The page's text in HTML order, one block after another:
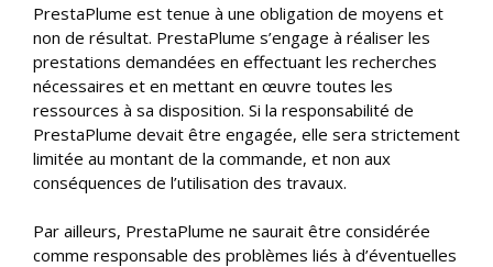
PrestaPlume est tenue à une obligation de moyens et
non de résultat. PrestaPlume s’engage à réaliser les
prestations demandées en effectuant les recherches
nécessaires et en mettant en œuvre toutes les
ressources à sa disposition. Si la responsabilité de
PrestaPlume devait être engagée, elle sera strictement
limitée au montant de la commande, et non aux
conséquences de l’utilisation des travaux.
Par ailleurs, PrestaPlume ne saurait être considérée
comme responsable des problèmes liés à d’éventuelles